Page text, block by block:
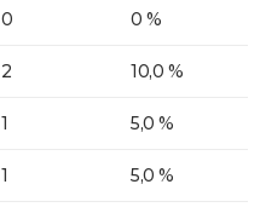
0 0 %
2 10,0 %
1 5,0 %
1 5,0 %